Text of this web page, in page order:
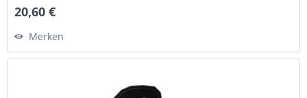
20,60 €
Merken